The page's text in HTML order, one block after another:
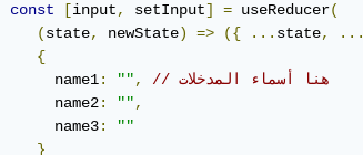
const [input, setInput] = useReducer(
(state, newState) => ({ ... state, ...
{
      name1
: "",
      name2
: "",
      name3
:
""
}